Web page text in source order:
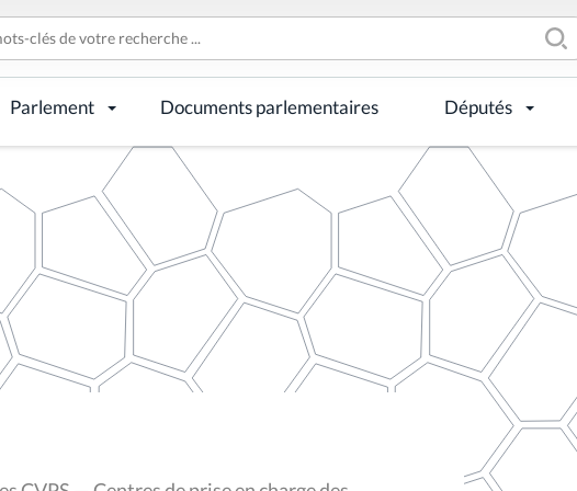
Parlement Documents parlementaires Députés